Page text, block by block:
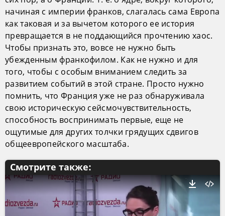
начиная с империи франков, слагалась сама Европа
как таковая и за вычетом которого ее история
превращается в не поддающийся прочтению хаос.
Чтобы признать это, вовсе не нужно быть
убежденным франкофилом. Как не нужно и для
того, чтобы с особым вниманием следить за
развитием событий в этой стране. Просто нужно
помнить, что Франция уже не раз обнаруживала
свою историческую сейсмочувствительность,
способность воспринимать первые, еще не
ощутимые для других толчки грядущих сдвигов
общеевропейского масштаба.
Смотрите также: